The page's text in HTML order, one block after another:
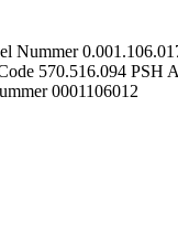
Nummer
570.516.094 PSH
0001106012